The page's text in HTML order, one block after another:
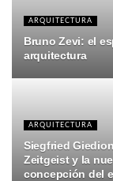
ARQUITECTURA
Bruno Zevi: el
arquitectura
ARQUITECTURA
Siegfried
Zeitgeist y la
concepción del